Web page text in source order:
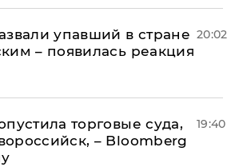
упавший в стране
– появилась реакция
20:02
торговые суда,
– Bloomberg
19:40